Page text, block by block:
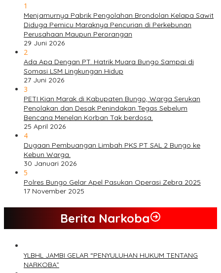
1
Menjamurnya Pabrik Pengolahan Brondolan Kelapa Sawit
Diduga Pemicu Maraknya Pencurian di Perkebunan
Perusahaan Maupun Perorangan
29 Juni 2026
2
Ada Apa Dengan PT. Hatrik Muara Bungo Sampai di
Somasi LSM Lingkungan Hidup
27 Juni 2026
3
PETI Kian Marak di Kabupaten Bungo, Warga Serukan
Penolakan dan Desak Penindakan Tegas Sebelum
Bencana Menelan Korban Tak berdosa.
25 April 2026
4
Dugaan Pembuangan Limbah PKS PT SAL 2 Bungo ke
Kebun Warga.
30 Januari 2026
5
Polres Bungo Gelar Apel Pasukan Operasi Zebra 2025
17 November 2025
Berita Narkoba
YLBHL JAMBI GELAR “PENYULUHAN HUKUM TENTANG
NARKOBA”